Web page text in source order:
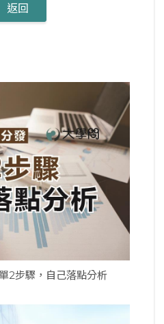
返回
2步驟，自己落點分析